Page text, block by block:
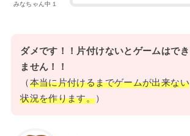
みなちゃん中１
ダメです！！片付けないとゲームはでき
ません！！
（本当に片付けるまでゲームが出来ない
状況を作ります。）